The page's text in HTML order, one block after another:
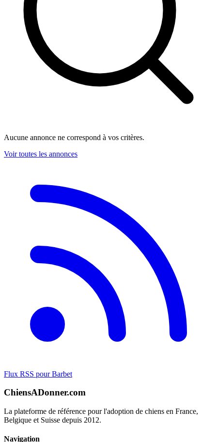
Aucune annonce ne correspond à vos critères.
Voir toutes les annonces
Flux RSS pour Barbet
ChiensADonner.com
La plateforme de référence pour l'adoption de chiens en France,
Belgique et Suisse depuis 2012.
Navigation